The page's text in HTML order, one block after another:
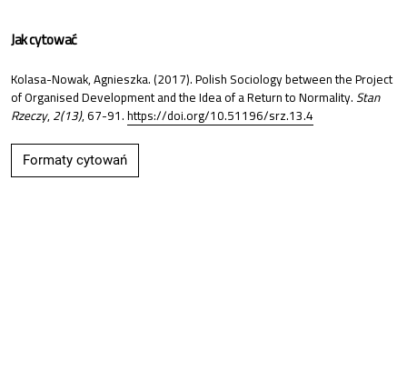
Jak cytować
Kolasa-Nowak, Agnieszka. (2017). Polish Sociology between the Project
of Organised Development and the Idea of a Return to Normality.Stan
Rzeczy,2(13), 67-91.https://doi.org/10.51196/srz.13.4
Formaty cytowań